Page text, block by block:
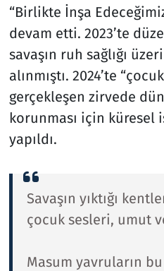
“Birlikte İnşa
devam etti. 2023’te
savaşın ruh sağlığı
alınmıştı. 2024’te
gerçekleşen zirvede
korunması için küresel
yapıldı.
Savaşın yıktığı
çocuk sesleri, umut
Masum yavruların